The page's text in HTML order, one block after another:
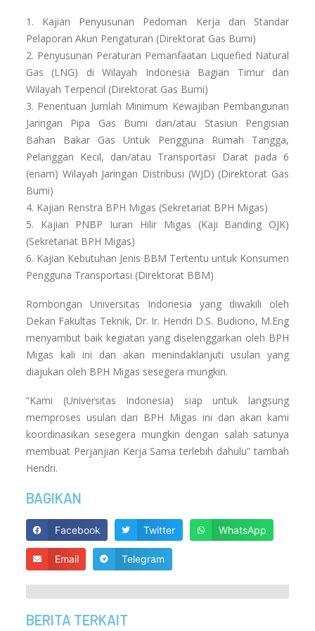
1. Kajian Penyusunan Pedoman Kerja dan Standar
Pelaporan Akun Pengaturan (Direktorat Gas Bumi)
2. Penyusunan Peraturan Pemanfaatan Liquefied Natural
Gas (LNG) di Wilayah Indonesia Bagian Timur dan
Wilayah Terpencil (Direktorat Gas Bumi)
3. Penentuan Jumlah Minimum Kewajiban Pembangunan
Jaringan Pipa Gas Bumi dan/atau Stasiun Pengisian
Bahan Bakar Gas Untuk Pengguna Rumah Tangga,
Pelanggan Kecil, dan/atau Transportasi Darat pada 6
(enam) Wilayah Jaringan Distribusi (WJD) (Direktorat Gas
Bumi)
4. Kajian Renstra BPH Migas (Sekretariat BPH Migas)
5. Kajian PNBP Iuran Hilir Migas (Kaji Banding OJK)
(Sekretariat BPH Migas)
6. Kajian Kebutuhan Jenis BBM Tertentu untuk Konsumen
Pengguna Transportasi (Direktorat BBM)
Rombongan Universitas Indonesia yang diwakili oleh
Dekan Fakultas Teknik, Dr. Ir. Hendri D.S. Budiono, M.Eng
menyambut baik kegiatan yang diselenggarkan oleh BPH
Migas kali ini dan akan menindaklanjuti usulan yang
diajukan oleh BPH Migas sesegera mungkin.
“Kami (Universitas Indonesia) siap untuk langsung
memproses usulan dari BPH Migas ini dan akan kami
koordinasikan sesegera mungkin dengan salah satunya
membuat Perjanjian Kerja Sama terlebih dahulu” tambah
Hendri.
BAGIKAN
Facebook Twitter WhatsApp
Email Telegram
BERITA TERKAIT